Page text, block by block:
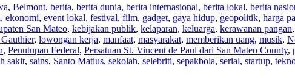
, Belmont, berita, berita dunia, berita internasional, berita lokal, berita
, ekonomi, event lokal, festival, film, gadget, gaya hidup, geopolitik, harga
San Mateo, kebijakan publik, kelaparan, keluarga, kerawanan pangan,
, lowongan kerja, manfaat, masyarakat, memberikan uang, musik,
, Penutupan Federal, Persatuan St. Vincent de Paul dari San Mateo County,
sakit, sains, Santo Matius, sekolah, selebriti, sepakbola, serial, startup,